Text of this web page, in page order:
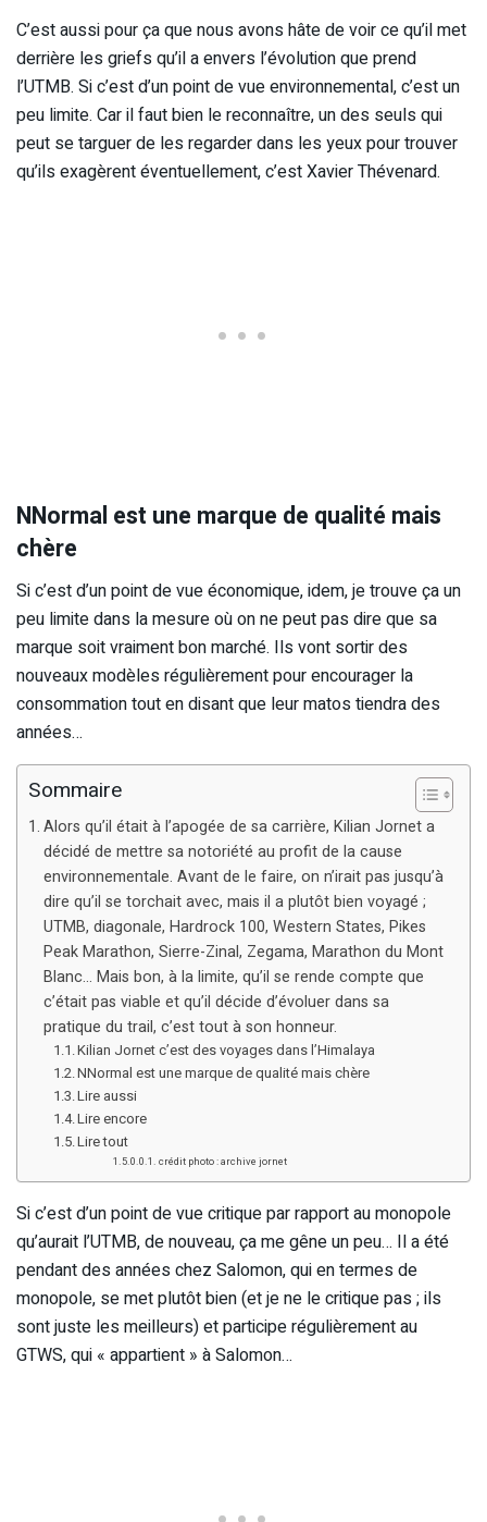
C’est aussi pour ça que nous avons hâte de voir ce qu’il met
derrière les griefs qu’il a envers l’évolution que prend
l’UTMB. Si c’est d’un point de vue environnemental, c’est un
peu limite. Car il faut bien le reconnaître, un des seuls qui
peut se targuer de les regarder dans les yeux pour trouver
qu’ils exagèrent éventuellement, c’est Xavier Thévenard.
NNormal est une marque de qualité mais
chère
Si c’est d’un point de vue économique, idem, je trouve ça un
peu limite dans la mesure où on ne peut pas dire que sa
marque soit vraiment bon marché. Ils vont sortir des
nouveaux modèles régulièrement pour encourager la
consommation tout en disant que leur matos tiendra des
années…
Sommaire
Alors qu’il était à l’apogée de sa carrière, Kilian Jornet a
décidé de mettre sa notoriété au profit de la cause
environnementale. Avant de le faire, on n’irait pas jusqu’à
dire qu’il se torchait avec, mais il a plutôt bien voyagé ;
UTMB, diagonale, Hardrock 100, Western States, Pikes
Peak Marathon, Sierre-Zinal, Zegama, Marathon du Mont
Blanc… Mais bon, à la limite, qu’il se rende compte que
c’était pas viable et qu’il décide d’évoluer dans sa
pratique du trail, c’est tout à son honneur.
Kilian Jornet c’est des voyages dans l’Himalaya
NNormal est une marque de qualité mais chère
Lire aussi
Lire encore
Lire tout
crédit photo : archive jornet
Si c’est d’un point de vue critique par rapport au monopole
qu’aurait l’UTMB, de nouveau, ça me gêne un peu… Il a été
pendant des années chez Salomon, qui en termes de
monopole, se met plutôt bien (et je ne le critique pas ; ils
sont juste les meilleurs) et participe régulièrement au
GTWS, qui « appartient » à Salomon…